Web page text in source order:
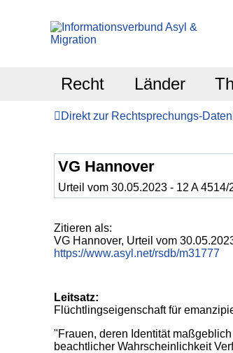
Recht Länder
Direkt zur Rechtsprechungs-
VG Hannover
Urteil vom 30.05.2023 - 12 A 4514/
Zitieren als:
VG Hannover, Urteil vom
https://www.asyl.net/rsdb/m31777
Leitsatz:
Flüchtlingseigenschaft für
"Frauen, deren Identität
beachtlicher Wahrscheinlichkeit